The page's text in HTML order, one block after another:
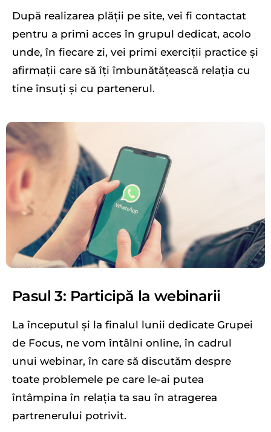
După realizarea plății pe site, vei fi contactat
pentru a primi acces în grupul dedicat, acolo
unde, în fiecare zi, vei primi exerciții practice și
afirmații care să îți îmbunătățească relația cu
tine însuți și cu partenerul.
Pasul 3: Participă la webinarii
La începutul și la finalul lunii dedicate Grupei
de Focus, ne vom întâlni online, în cadrul
unui webinar, în care să discutăm despre
toate problemele pe care le-ai putea
întâmpina în relația ta sau în atragerea
partrenerului potrivit.